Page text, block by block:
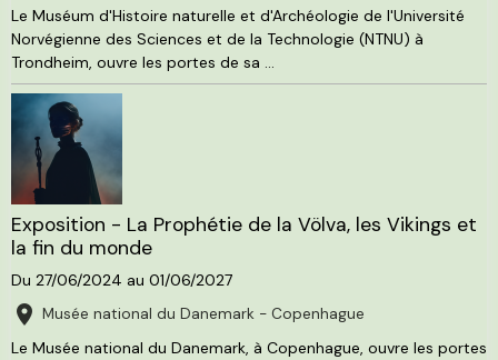
Le Muséum d'Histoire naturelle et d'Archéologie de l'Université
Norvégienne des Sciences et de la Technologie (NTNU) à
Trondheim, ouvre les portes de sa ...
Exposition - La Prophétie de la Völva, les Vikings et
la fin du monde
Du 27/06/2024 au 01/06/2027
Musée national du Danemark - Copenhague
Le Musée national du Danemark, à Copenhague, ouvre les portes